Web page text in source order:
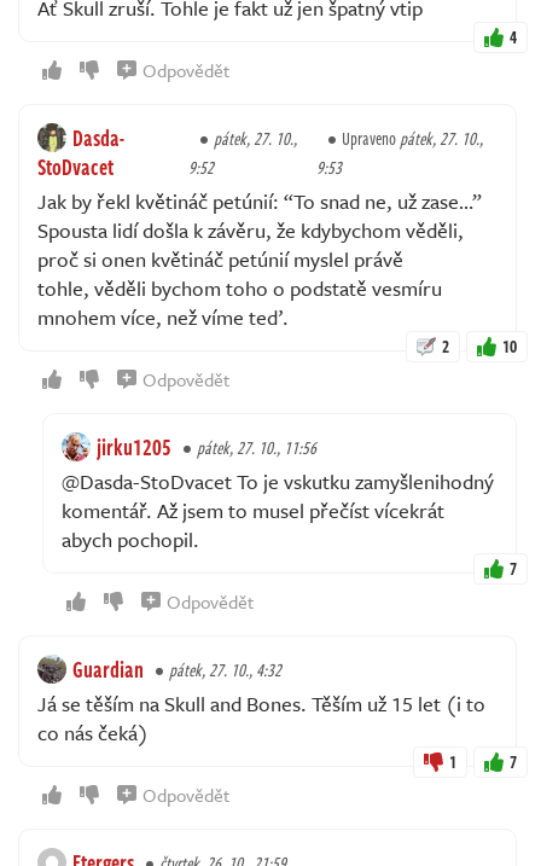
Ať Skull zruší. Tohle je fakt už jen špatný vtip
4
Odpovědět
Dasda-
StoDvacet
pátek, 27. 10.,
9:52
Upravenopátek, 27. 10.,
9:53
Jak by řekl květináč petúnií: “To snad ne, už zase…”
Spousta lidí došla k závěru, že kdybychom věděli,
proč si onen květináč petúnií myslel právě
tohle, věděli bychom toho o podstatě vesmíru
mnohem více, než víme teď.
2 10
Odpovědět
jirku1205 pátek, 27. 10., 11:56
@Dasda-StoDvacet To je vskutku zamyšlenihodný
komentář. Až jsem to musel přečíst vícekrát
abych pochopil.
7
Odpovědět
Guardian pátek, 27. 10., 4:32
Já se těším na Skull and Bones. Těším už 15 let (i to
co nás čeká)
1 7
Odpovědět